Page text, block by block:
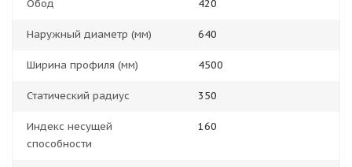
Обод 420
Наружный диаметр (мм) 640
Ширина профиля (мм) 4500
Статический радиус 350
Индекс несущей
способности
160